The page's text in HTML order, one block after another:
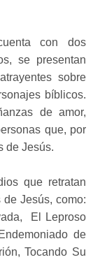
con dos
se presentan
sobre
bíblicos.
de amor,
que, por
de Jesús.
que retratan
Jesús, como:
El Leproso
de
Tocando Su